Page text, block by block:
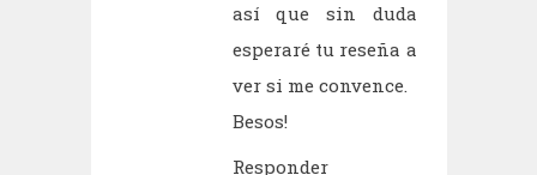
así que sin duda
esperaré tu reseña a
ver si me convence.
Besos!
Responder